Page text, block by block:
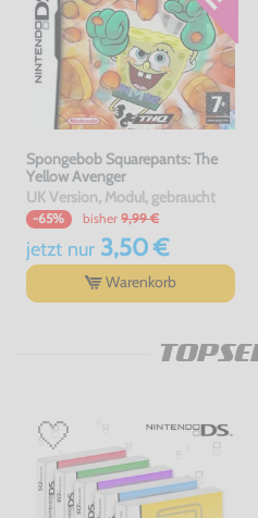
Spongebob Squarepants: The
Yellow Avenger
UK Version, Modul, gebraucht
-65% bisher 9,99 €
jetzt nur3,50 €
Warenkorb